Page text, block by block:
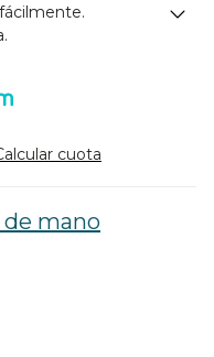
cuota
mano